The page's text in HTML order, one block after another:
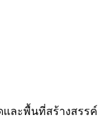
ละพื้นที่สร้างสรรค์